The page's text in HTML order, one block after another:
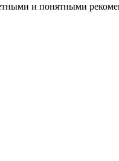
и понятными